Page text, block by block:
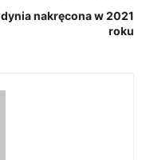
nakręcona w 2021
roku